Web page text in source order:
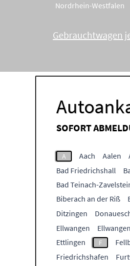
Nordrhein-Westfalen
Gebrauchtwagen
SOFORT
A Aach Aalen
Bad Friedrichshall
Bad Teinach-
Biberach an der Riß
Ditzingen
Ellwangen
Ettlingen
F
Friedrichshafen